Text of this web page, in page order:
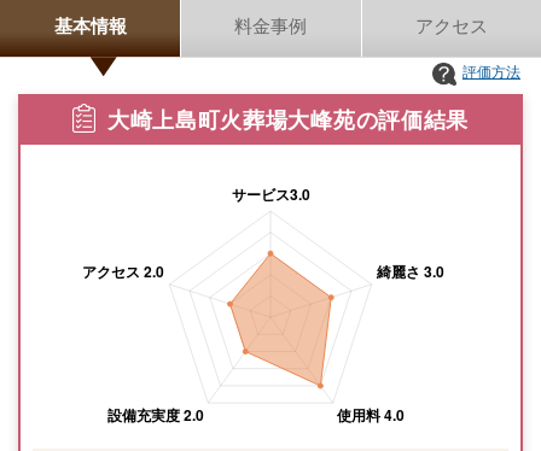
基本情報 料金事例 アクセス
大崎上島町火葬場大峰苑の評価結果
評価方法